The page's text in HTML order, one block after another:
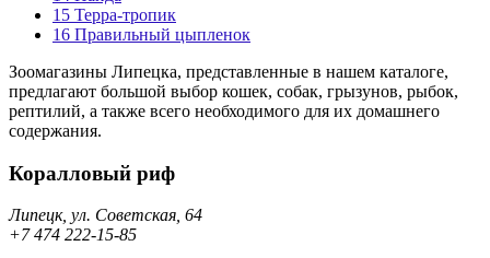
15 Терра-тропик
16 Правильный цыпленок
Зоомагазины Липецка, представленные в нашем каталоге,
предлагают большой выбор кошек, собак, грызунов, рыбок,
рептилий, а также всего необходимого для их домашнего
содержания.
Коралловый риф
Липецк, ул. Советская, 64
+7 474 222-15-85